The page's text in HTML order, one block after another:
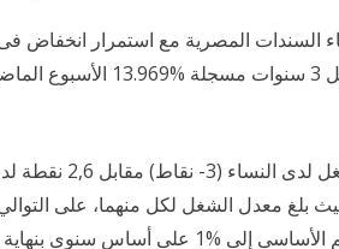
السندات المصرية مع استمرار انخفاض فى
وسجل الانخفاض الأكثر